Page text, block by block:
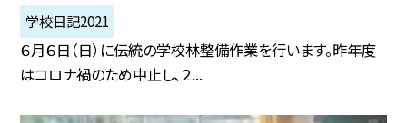
学校日記2021
６月６日（日）に伝統の学校林整備作業を行います。昨年度
はコロナ禍のため中止し、２...